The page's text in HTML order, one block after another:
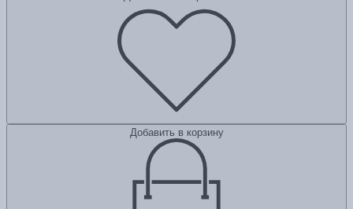
Добавить в корзину